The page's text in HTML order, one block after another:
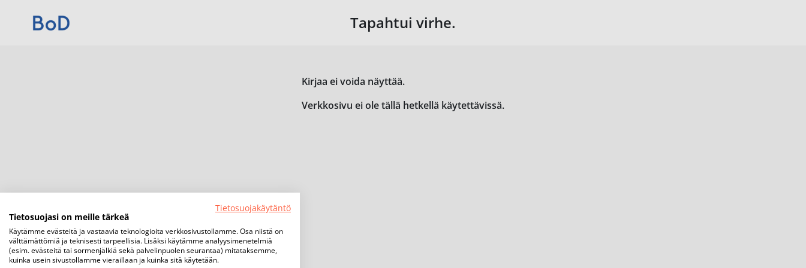
Tapahtui virhe.
Kirjaa ei voida näyttää.
Verkkosivu ei ole tällä hetkellä käytettävissä.
Tietosuojakäytäntö
Tietosuojasi on meille tärkeä
Käytämme evästeitä ja vastaavia teknologioita verkkosivustollamme. Osa niistä on
välttämättömiä ja teknisesti tarpeellisia. Lisäksi käytämme analyysimenetelmiä
(esim. evästeitä tai sormenjälkiä sekä palvelinpuolen seurantaa) mitataksemme,
kuinka usein sivustollamme vieraillaan ja kuinka sitä käytetään.